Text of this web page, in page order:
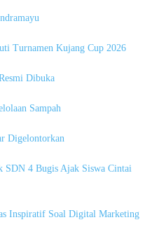
Turnamen Kujang Cup 2026
Dibuka
Sampah
Digelontorkan
SDN 4 Bugis Ajak Siswa Cintai
Inspiratif Soal Digital Marketing